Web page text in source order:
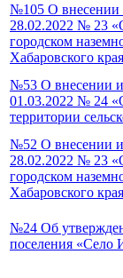
№105 О внесении
28.02.2022 № 23
городском
Хабаровского
№53 О внесении
01.03.2022 № 24
территории
№52 О внесении
28.02.2022 № 23
городском
Хабаровского
№24 Об
поселения «Село